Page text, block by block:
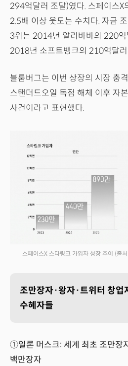
294억달러 조달)였다. 스페이스X
2.5배 이상 웃도는 수치다. 자금
3위는 2014년 알리바바의 220억
2018년 소프트뱅크의 210억달
블룸버그는 이번 상장의 시장 충
스탠더드오일 독점 해체 이후 자
사건이라고 표현했다.
스페이스X 스타링크 가입자 성장 추이 (출
조만장자·왕자·트위터 창
수혜자들
①일론 머스크: 세계 최초 조만
백만장자